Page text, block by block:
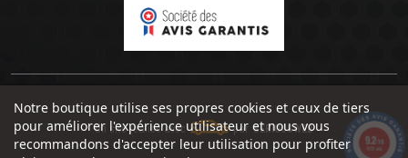
Notre boutique utilise ses propres cookies et ceux de tiers
pour améliorer l'expérience utilisateur et nous vous
recommandons d'accepter leur utilisation pour profiter
Un site réalisé avec par SERIOUSWEB
9.2/10
1491 avis